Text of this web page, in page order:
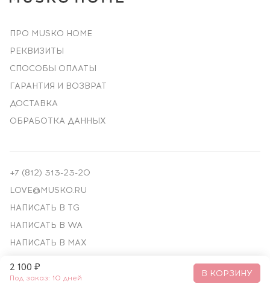
2 100 ₽
Под заказ: 10 дней В КОРЗИНУ
ПРО MUSKO HOME
РЕКВИЗИТЫ
СПОСОБЫ ОПЛАТЫ
ГАРАНТИЯ И ВОЗВРАТ
ДОСТАВКА
ОБРАБОТКА ДАННЫХ
© ПРЕМИАЛЬНЫЙ ДЕКОР, 2018—
+7 (812) 313-23-20
LOVE@MUSKO.RU
НАПИСАТЬ В TG
НАПИСАТЬ В WA
НАПИСАТЬ В MAX